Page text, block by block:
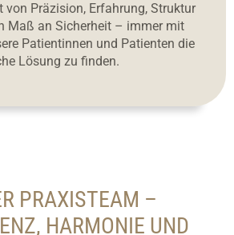
von Präzision, Erfahrung, Struktur
Maß an Sicherheit – immer mit
Patientinnen und Patienten die
Lösung zu finden.
PRAXISTEAM –
HARMONIE UND